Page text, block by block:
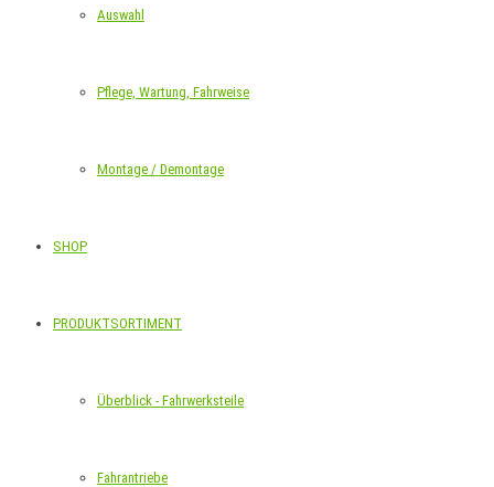
Auswahl
Pflege, Wartung, Fahrweise
Montage / Demontage
SHOP
PRODUKTSORTIMENT
Überblick - Fahrwerksteile
Fahrantriebe